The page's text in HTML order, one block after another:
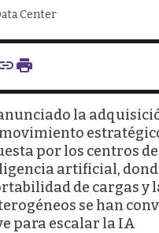
Center
la
por los centros
artificial,
de cargas y
se han
para escalar la IA